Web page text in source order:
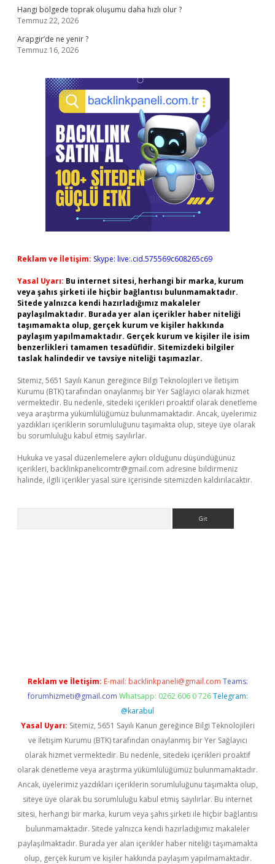
Hangi bölgede toprak oluşumu daha hızlı olur ?
Temmuz 22, 2026
Arapgir’de ne yenir ?
Temmuz 16, 2026
Reklam ve İletişim: Skype: live:.cid.575569c608265c69
Yasal Uyarı: Bu internet sitesi, herhangi bir marka, kurum
veya şahıs şirketi ile hiçbir bağlantısı bulunmamaktadır.
Sitede yalnızca kendi hazırladığımız makaleler
paylaşılmaktadır. Burada yer alan içerikler haber niteliği
taşımamakta olup, gerçek kurum ve kişiler hakkında
paylaşım yapılmamaktadır. Gerçek kurum ve kişiler ile isim
benzerlikleri tamamen tesadüfidir. Sitemizdeki bilgiler
taslak halindedir ve tavsiye niteliği taşımazlar.
Sitemiz, 5651 Sayılı Kanun gereğince Bilgi Teknolojileri ve İletişim
Kurumu (BTK) tarafından onaylanmış bir Yer Sağlayıcı olarak hizmet
vermektedir. Bu nedenle, sitedeki içerikleri proaktif olarak denetleme
veya araştırma yükümlülüğümüz bulunmamaktadır. Ancak, üyelerimiz
yazdıkları içeriklerin sorumluluğunu taşımakta olup, siteye üye olarak
bu sorumluluğu kabul etmiş sayılırlar.
Hukuka ve yasal düzenlemelere aykırı olduğunu düşündüğünüz
içerikleri, backlinkpanelicomtr@gmail.com adresine bildirmeniz
halinde, ilgili içerikler yasal süre içerisinde sitemizden kaldırılacaktır.
Reklam ve İletişim: E-mail: backlinkpaneli@gmail.com Teams:
forumhizmeti@gmail.com Whatsapp: 0262 606 0 726 Telegram:
@karabul
Yasal Uyarı: Sitemiz, 5651 Sayılı Kanun gereğince Bilgi Teknolojileri
ve İletişim Kurumu (BTK) tarafından onaylanmış bir Yer Sağlayıcı
olarak hizmet vermektedir. Bu nedenle, sitedeki içerikleri proaktif
olarak denetleme veya araştırma yükümlülüğümüz bulunmamaktadır.
Ancak, üyelerimiz yazdıkları içeriklerin sorumluluğunu taşımakta olup,
siteye üye olarak bu sorumluluğu kabul etmiş sayılırlar. Bu internet
sitesi, herhangi bir marka, kurum veya şahıs şirketi ile hiçbir bağlantısı
bulunmamaktadır. Sitede yalnızca kendi hazırladığımız makaleler
paylaşılmaktadır. Burada yer alan içerikler haber niteliği taşımamakta
olup, gerçek kurum ve kişiler hakkında paylaşım yapılmamaktadır.